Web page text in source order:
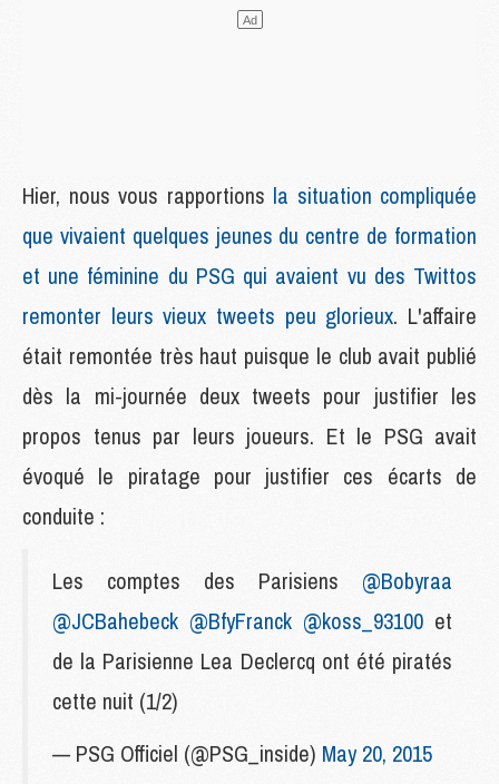
Hier, nous vous rapportions la situation compliquée
que vivaient quelques jeunes du centre de formation
et une féminine du PSG qui avaient vu des Twittos
remonter leurs vieux tweets peu glorieux. L'affaire
était remontée très haut puisque le club avait publié
dès la mi-journée deux tweets pour justifier les
propos tenus par leurs joueurs. Et le PSG avait
évoqué le piratage pour justifier ces écarts de
conduite :
Les comptes des Parisiens @Bobyraa
@JCBahebeck @BfyFranck @koss_93100 et
de la Parisienne Lea Declercq ont été piratés
cette nuit (1/2)
— PSG Officiel (@PSG_inside) May 20, 2015